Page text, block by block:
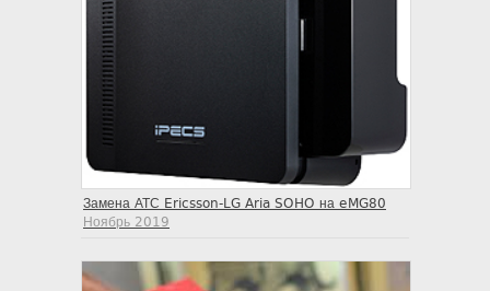
Замена АТС Ericsson-LG Aria SOHO на eMG80
Ноябрь 2019